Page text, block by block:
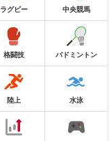
ラグビー 中央競馬
格闘技 バドミントン
陸上 水泳